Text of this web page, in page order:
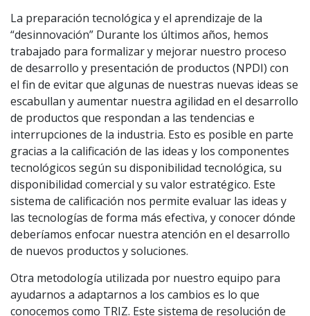
La preparación tecnológica y el aprendizaje de la
“desinnovación” Durante los últimos años, hemos
trabajado para formalizar y mejorar nuestro proceso
de desarrollo y presentación de productos (NPDI) con
el fin de evitar que algunas de nuestras nuevas ideas se
escabullan y aumentar nuestra agilidad en el desarrollo
de productos que respondan a las tendencias e
interrupciones de la industria. Esto es posible en parte
gracias a la calificación de las ideas y los componentes
tecnológicos según su disponibilidad tecnológica, su
disponibilidad comercial y su valor estratégico. Este
sistema de calificación nos permite evaluar las ideas y
las tecnologías de forma más efectiva, y conocer dónde
deberíamos enfocar nuestra atención en el desarrollo
de nuevos productos y soluciones.
Otra metodología utilizada por nuestro equipo para
ayudarnos a adaptarnos a los cambios es lo que
conocemos como TRIZ. Este sistema de resolución de